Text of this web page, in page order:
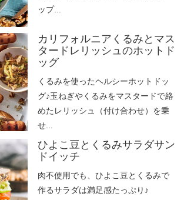
ップ...
カリフォルニアくるみとマス
タードレリッシュのホットド
ッグ
くるみを使ったヘルシーホットドッ
グ♪玉ねぎやくるみをマスタードで絡
めたレリッシュ（付け合わせ）を乗
せ...
ひよこ豆とくるみサラダサン
ドイッチ
肉不使用でも、ひよこ豆とくるみで
作るサラダは満足感たっぷり♪